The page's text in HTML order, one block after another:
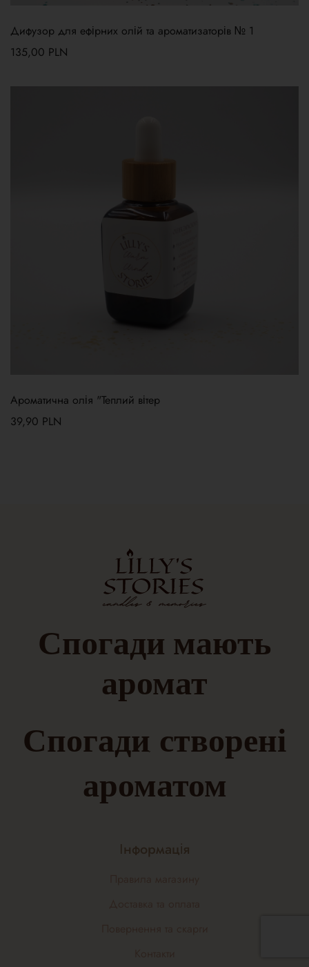
Дифузор для ефірних олій та ароматизаторів № 1
135,00 PLN
Ароматична олія "Теплий вітер
39,90 PLN
Спогади мають
аромат
Спогади, створені
ароматом
Інформація